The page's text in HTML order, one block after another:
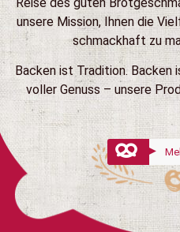
unsere Mission, Ihnen die
schmackhaft zu
Backen ist Tradition. Backen
voller Genuss – unsere